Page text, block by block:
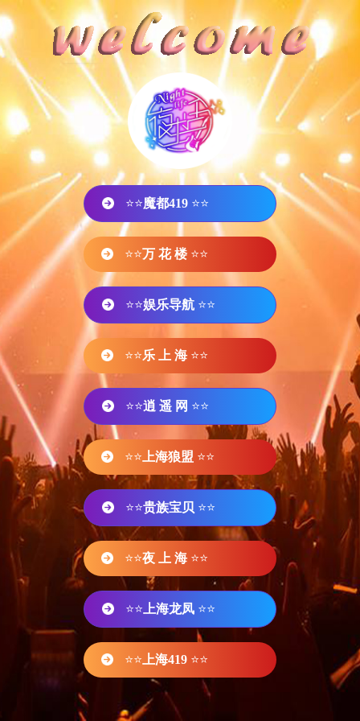
⭐⭐魔都419 ⭐⭐
⭐⭐万 花 楼 ⭐⭐
⭐⭐娱乐导航 ⭐⭐
⭐⭐乐 上 海 ⭐⭐
⭐⭐逍 遥 网 ⭐⭐
⭐⭐ 上海狼盟 ⭐⭐
⭐⭐贵族宝贝 ⭐⭐
⭐⭐夜 上 海 ⭐⭐
⭐⭐ 上海龙凤 ⭐⭐
⭐⭐ 上海419 ⭐⭐